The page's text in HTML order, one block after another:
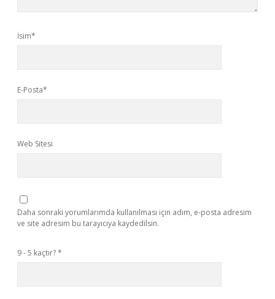
İsim*
E-Posta*
Web Sitesi
Daha sonraki yorumlarımda kullanılması için adım, e-posta adresim
ve site adresim bu tarayıcıya kaydedilsin.
9 - 5 kaçtır?*